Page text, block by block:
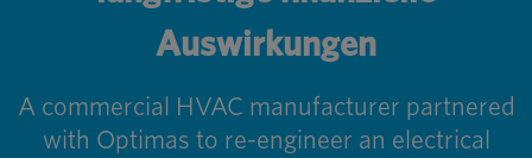
Auswirkungen
A commercial HVAC manufacturer partnered
with Optimas to re-engineer an electrical